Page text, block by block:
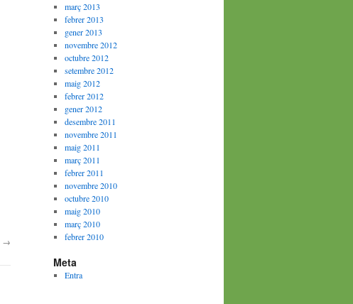
→
març 2013
febrer 2013
gener 2013
novembre 2012
octubre 2012
setembre 2012
maig 2012
febrer 2012
gener 2012
desembre 2011
novembre 2011
maig 2011
març 2011
febrer 2011
novembre 2010
octubre 2010
maig 2010
març 2010
febrer 2010
Meta
Entra